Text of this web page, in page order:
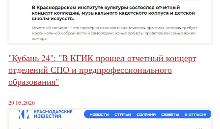
"Кубань 24": "В КГИК прошел отчетный концерт
отделений СПО и предпрофессионального
образования"
29.05.2026